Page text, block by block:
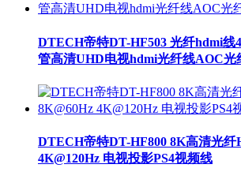
DTECH帝特DT-HF503 光纤hdmi线
管高清UHD电视hdmi光纤线AOC光
DTECH帝特DT-HF800 8K高清光纤
4K@120Hz 电视投影PS4视频线